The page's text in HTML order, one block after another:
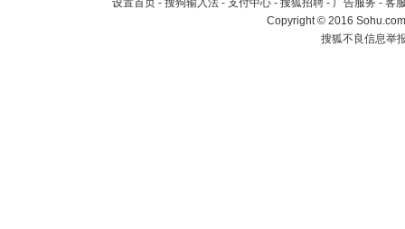
设置首页 - 搜狗输入法 - 支付中心 - 搜狐招聘 - 广告服务 - 客
Copyright©2016
搜狐不良信息举